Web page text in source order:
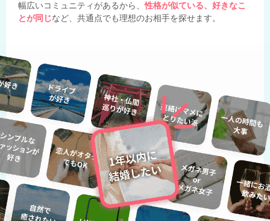
幅広いコミュニティがあるから、性格が似ている、好きなこ
とが同じなど、共通点でも理想のお相手を探せます。